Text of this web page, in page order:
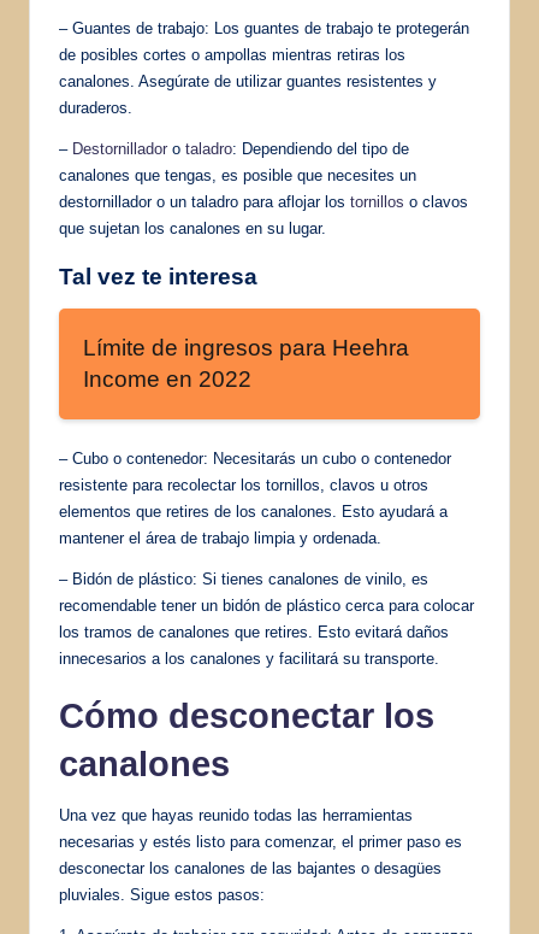
– Guantes de trabajo: Los guantes de trabajo te protegerán
de posibles cortes o ampollas mientras retiras los
canalones. Asegúrate de utilizar guantes resistentes y
duraderos.
– Destornillador o taladro: Dependiendo del tipo de
canalones que tengas, es posible que necesites un
destornillador o un taladro para aflojar los tornillos o clavos
que sujetan los canalones en su lugar.
Tal vez te interesa
Límite de ingresos para Heehra
Income en 2022
– Cubo o contenedor: Necesitarás un cubo o contenedor
resistente para recolectar los tornillos, clavos u otros
elementos que retires de los canalones. Esto ayudará a
mantener el área de trabajo limpia y ordenada.
– Bidón de plástico: Si tienes canalones de vinilo, es
recomendable tener un bidón de plástico cerca para colocar
los tramos de canalones que retires. Esto evitará daños
innecesarios a los canalones y facilitará su transporte.
Cómo desconectar los
canalones
Una vez que hayas reunido todas las herramientas
necesarias y estés listo para comenzar, el primer paso es
desconectar los canalones de las bajantes o desagües
pluviales. Sigue estos pasos: